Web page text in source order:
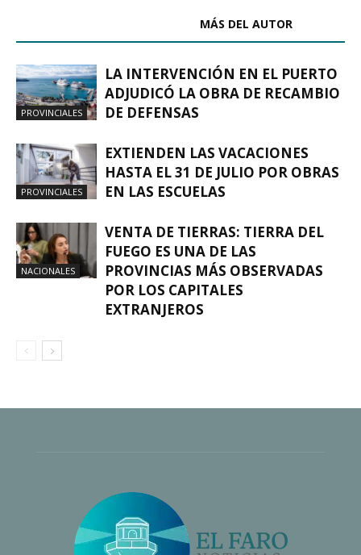
MÁS DEL AUTOR
PROVINCIALES
LA INTERVENCIÓN EN EL PUERTO
ADJUDICÓ LA OBRA DE RECAMBIO
DE DEFENSAS
PROVINCIALES
EXTIENDEN LAS VACACIONES
HASTA EL 31 DE JULIO POR OBRAS
EN LAS ESCUELAS
NACIONALES
VENTA DE TIERRAS: TIERRA DEL
FUEGO ES UNA DE LAS
PROVINCIAS MÁS OBSERVADAS
POR LOS CAPITALES
EXTRANJEROS